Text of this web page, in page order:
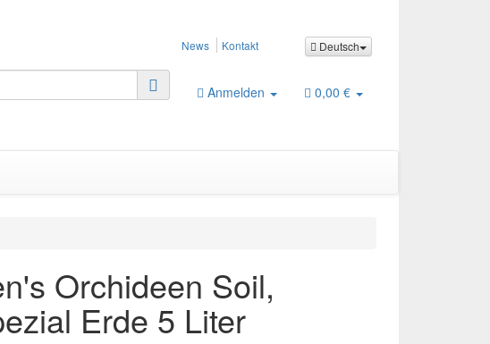
Deutsch
News Kontakt
Anmelden 0,00 €
Orchideen Soil,
Erde 5 Liter